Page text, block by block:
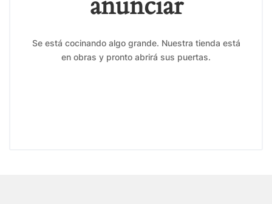
Se está cocinando algo grande. Nuestra tienda está
en obras y pronto abrirá sus puertas.